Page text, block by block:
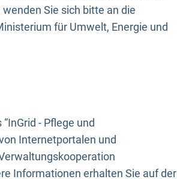
Sie sich bitte an die
für Umwelt, Energie und
- Pflege und
Internetportalen und
Informationen erhalten Sie auf der